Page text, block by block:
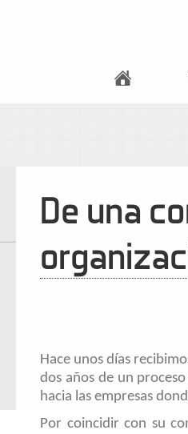
De una
Hace unos días
dos años de un
hacia las empresas
Por coincidir con su